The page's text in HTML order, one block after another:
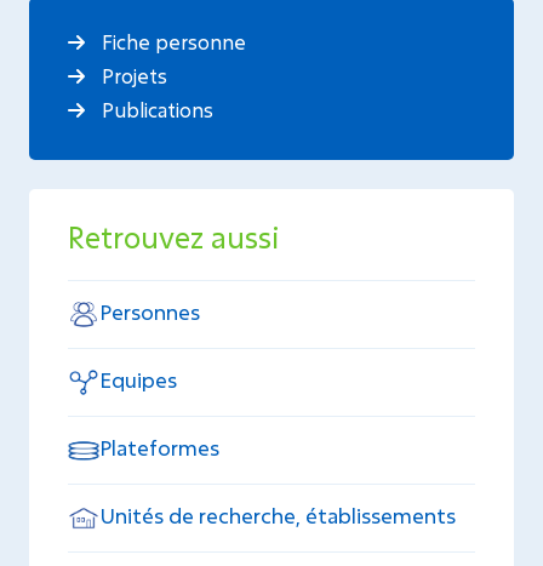
Fiche personne
Projets
Publications
Retrouvez aussi
Personnes
Equipes
Plateformes
Unités de recherche, établissements